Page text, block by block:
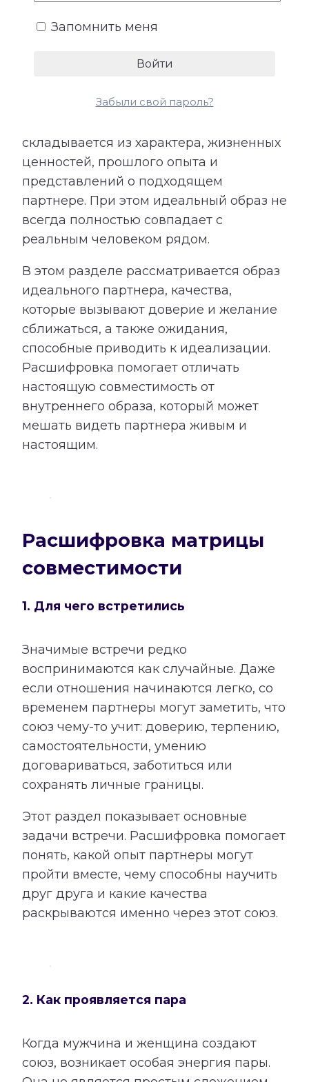
образ отношений, в которых ему будет
складывается из характера, жизненных
ценностей, прошлого опыта и
представлений о подходящем
партнере. При этом идеальный образ не
всегда полностью совпадает с
реальным человеком рядом.
В этом разделе рассматривается образ
идеального партнера, качества,
которые вызывают доверие и желание
сближаться, а также ожидания,
способные приводить к идеализации.
Расшифровка помогает отличать
настоящую совместимость от
внутреннего образа, который может
мешать видеть партнера живым и
настоящим.
Расшифровка матрицы
совместимости
1. Для чего встретились
Значимые встречи редко
воспринимаются как случайные. Даже
если отношения начинаются легко, со
временем партнеры могут заметить, что
союз чему-то учит: доверию, терпению,
самостоятельности, умению
договариваться, заботиться или
сохранять личные границы.
Этот раздел показывает основные
задачи встречи. Расшифровка помогает
понять, какой опыт партнеры могут
пройти вместе, чему способны научить
друг друга и какие качества
раскрываются именно через этот союз.
2. Как проявляется пара
Когда мужчина и женщина создают
союз, возникает особая энергия пары.
Запомнить меня
Забыли свой пароль?